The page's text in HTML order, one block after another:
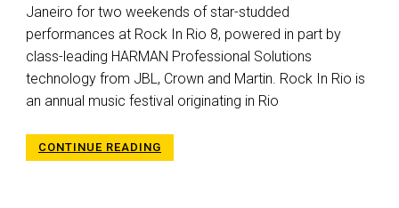
Janeiro for two weekends of star-studded
performances at Rock In Rio 8, powered in part by
class-leading HARMAN Professional Solutions
technology from JBL, Crown and Martin. Rock In Rio is
an annual music festival originating in Rio
CONTINUE READING